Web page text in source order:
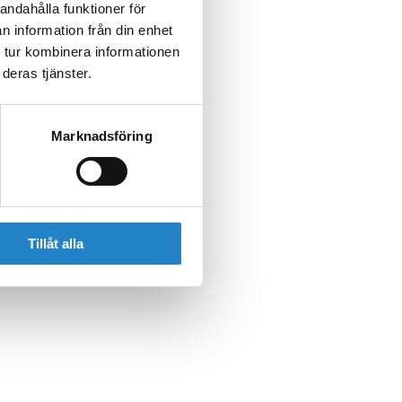
funktioner för
information från din enhet
kombinera informationen
tjänster.
Marknadsföring
Tillåt alla